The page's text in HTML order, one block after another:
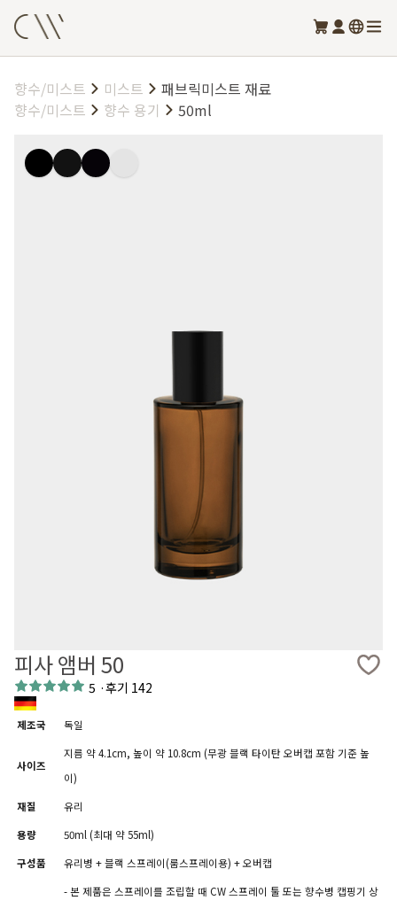
향수/미스트 미스트
패브릭미스트 재료
향수/미스트
향수 용기 50ml
피사 앰버 50
5 ·후기 142
제조국 독일
사이즈
지름 약 4.1cm, 높이 약 10.8cm (무광 블랙 타이탄 오버캡 포함 기준 높
이)
재질
유리
용량
50ml (최대 약 55ml)
구성품
유리병 + 블랙 스프레이(룸스프레이용) + 오버캡
- 본 제품은 스프레이를 조립할 때 CW 스프레이 툴 또는 향수병 캡핑기 상